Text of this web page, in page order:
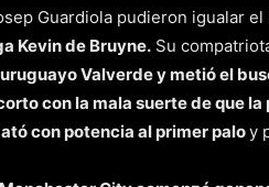
Guardiola pudieron igualar
Kevin de Bruyne. Su
Valverde y metió el
con la mala suerte de que
con potencia al primer paloy